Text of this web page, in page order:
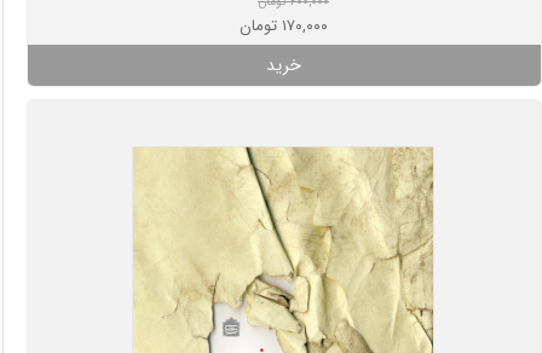
۱۷۰,۰۰۰ تومان
خرید